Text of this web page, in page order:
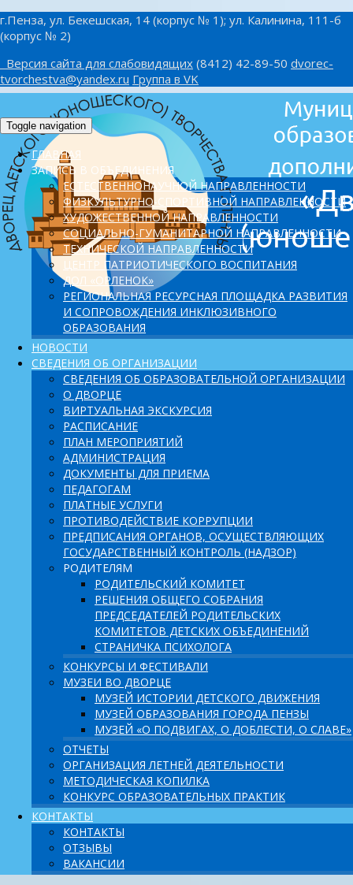
г.Пенза, ул. Бекешская, 14 (корпус № 1); ул. Калинина, 111-б
(корпус № 2)
Версия сайта для слабовидящих (8412) 42-89-50 dvorec-
tvorchestva@yandex.ru Группа в VK
Toggle navigation
ГЛАВНАЯ
ЗАПИСЬ В ОБЪЕДИНЕНИЯ
ЕСТЕСТВЕННОНАУЧНОЙ НАПРАВЛЕННОСТИ
ФИЗКУЛЬТУРНО-СПОРТИВНОЙ НАПРАВЛЕННОСТИ
ХУДОЖЕСТВЕННОЙ НАПРАВЛЕННОСТИ
СОЦИАЛЬНО-ГУМАНИТАРНОЙ НАПРАВЛЕННОСТИ
ТЕХНИЧЕСКОЙ НАПРАВЛЕННОСТИ
ЦЕНТР ПАТРИОТИЧЕСКОГО ВОСПИТАНИЯ
ДОЛ «ОРЛЕНОК»
PЕГИОНАЛЬНАЯ РЕСУРСНАЯ ПЛОЩАДКА РАЗВИТИЯ
И СОПРОВОЖДЕНИЯ ИНКЛЮЗИВНОГО
ОБРАЗОВАНИЯ
НОВОСТИ
СВЕДЕНИЯ ОБ ОРГАНИЗАЦИИ
СВЕДЕНИЯ ОБ ОБРАЗОВАТЕЛЬНОЙ ОРГАНИЗАЦИИ
О ДВОРЦЕ
ВИРТУАЛЬНАЯ ЭКСКУРСИЯ
РАСПИСАНИЕ
ПЛАН МЕРОПРИЯТИЙ
АДМИНИСТРАЦИЯ
ДОКУМЕНТЫ ДЛЯ ПРИЕМА
ПЕДАГОГАМ
ПЛАТНЫЕ УСЛУГИ
ПРОТИВОДЕЙСТВИЕ КОРРУПЦИИ
ПРЕДПИСАНИЯ ОРГАНОВ, ОСУЩЕСТВЛЯЮЩИХ
ГОСУДАРСТВЕННЫЙ КОНТРОЛЬ (НАДЗОР)
РОДИТЕЛЯМ
РОДИТЕЛЬСКИЙ КОМИТЕТ
РЕШЕНИЯ ОБЩЕГО СОБРАНИЯ
ПРЕДСЕДАТЕЛЕЙ РОДИТЕЛЬСКИХ
КОМИТЕТОВ ДЕТСКИХ ОБЪЕДИНЕНИЙ
СТРАНИЧКА ПСИХОЛОГА
КОНКУРСЫ И ФЕСТИВАЛИ
МУЗЕИ ВО ДВОРЦЕ
МУЗЕЙ ИСТОРИИ ДЕТСКОГО ДВИЖЕНИЯ
МУЗЕЙ ОБРАЗОВАНИЯ ГОРОДА ПЕНЗЫ
МУЗЕЙ «О ПОДВИГАХ, О ДОБЛЕСТИ, О СЛАВЕ»
ОТЧЕТЫ
ОРГАНИЗАЦИЯ ЛЕТНЕЙ ДЕЯТЕЛЬНОСТИ
МЕТОДИЧЕСКАЯ КОПИЛКА
КОНКУРС ОБРАЗОВАТЕЛЬНЫХ ПРАКТИК
КОНТАКТЫ
КОНТАКТЫ
ОТЗЫВЫ
ВАКАНСИИ